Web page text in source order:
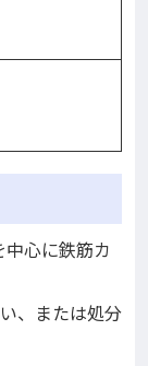
中心に鉄筋カ
、または処分